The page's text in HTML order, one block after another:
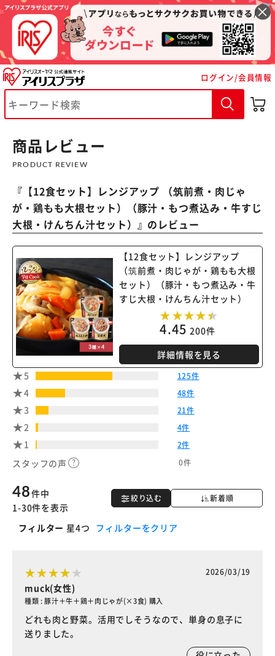
ログイン/会員情報
商品レビュー
PRODUCT REVIEW
『 【12食セット】レンジアップ （筑前煮・肉じゃ
が・鶏もも大根セット）（豚汁・もつ煮込み・牛すじ
大根・けんちん汁セット） 』のレビュー
【12食セット】レンジアップ
（筑前煮・肉じゃが・鶏もも大根
セット）（豚汁・もつ煮込み・牛
すじ大根・けんちん汁セット）
4.45 200件
詳細情報を見る
5
125件
4 48件
3 21件
2 4件
1 2件
スタッフの声 0件
絞り込む 新着順
48件中
1-30件を表示
フィルター 星4つ フィルターをクリア
2026/03/19
muck(女性)
種類 : 豚汁＋牛＋鶏＋肉じゃが(×3食) 購入
どれも肉と野菜。活用でしそうなので、単身の息子に
送りました。
※ご確認ください
カートに入れる 購入手続きへ